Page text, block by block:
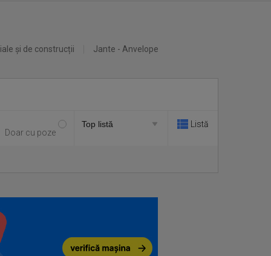
și de construcții Jante - Anvelope
Doar cu poze
Listă